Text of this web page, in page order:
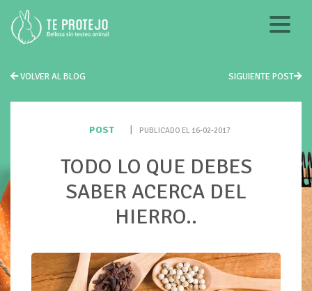
VOLVER AL BLOG SIGUIENTE POST
POST PUBLICADO EL 16-02-2017
TODO LO QUE DEBES
SABER ACERCA DEL
HIERRO..